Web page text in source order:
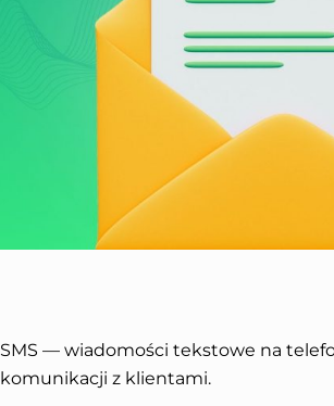
SMS — wiadomości tekstowe na
komunikacji z klientami.